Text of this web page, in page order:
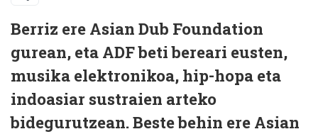
Berriz ere Asian Dub Foundation
gurean, eta ADF beti bereari eusten,
musika elektronikoa, hip-hopa eta
indoasiar sustraien arteko
bidegurutzean. Beste behin ere Asian